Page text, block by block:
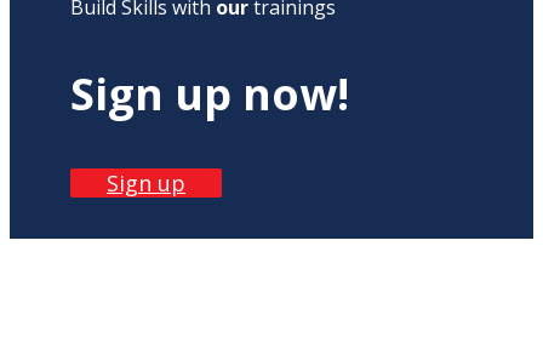
Build Skills with ourtrainings
Sign up now!
Sign up